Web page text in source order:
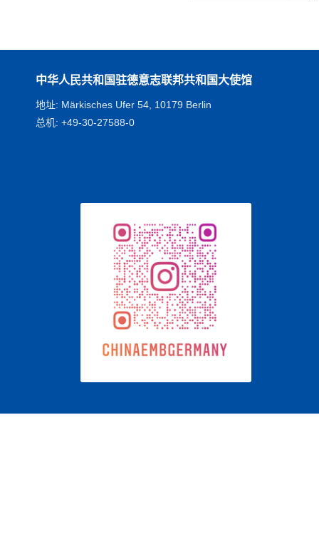
中华人民共和国驻德意志联邦共和国大使馆
地址: Märkisches Ufer 54, 10179 Berlin
总机: +49-30-27588-0